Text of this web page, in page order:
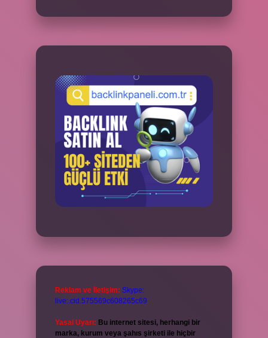
Reklam ve İletişim: Skype:
live:.cid.575569c608265c69
Yasal Uyarı: Bu internet sitesi, herhangi bir
marka, kurum veya şahıs şirketi ile hiçbir